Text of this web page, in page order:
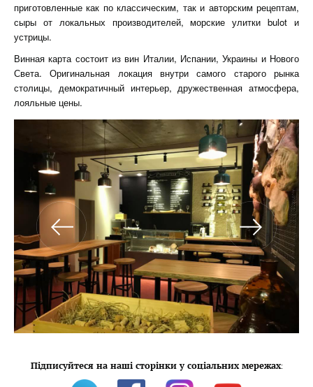
приготовленные как по классическим, так и авторским рецептам,
сыры от локальных производителей, морские улитки bulot и
устрицы.
Винная карта состоит из вин Италии, Испании, Украины и Нового
Света. Оригинальная локация внутри самого старого рынка
столицы, демократичный интерьер, дружественная атмосфера,
лояльные цены.
Підписуйтеся на наші сторінки у соціальних мережах: